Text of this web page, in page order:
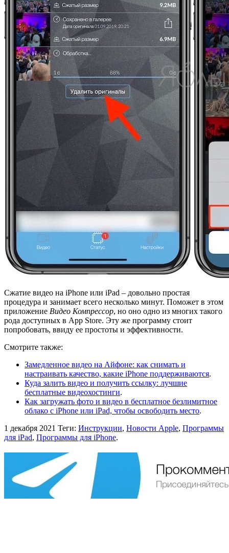
Сжатие видео на iPhone или iPad – довольно простая
процедура и занимает всего несколько минут. Поможет в этом
приложение Видео Компрессор, но оно одно из многих такого
рода доступных в App Store. Эту же программу стоит
попробовать, ввиду ее простоты и эффективности.
Смотрите также:
Замедленное видео на Айфоне: как снимать и
настраивать качество, какие iPhone поддерживаются.
Куда залить видео и получить ссылку: лучшие
бесплатные видеохостинги.
Как загружать фото и видео в бесплатное безлимитное
облако с iPhone или iPad, чтобы освободить место.
1 декабря 2021 Теги: Инструкции, Новости Apple, Программы
для iPad, Программы для iPhone.